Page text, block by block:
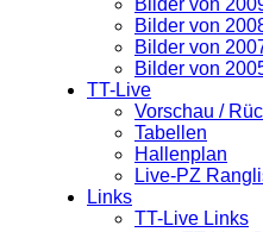
Bilder von
Bilder von
Bilder von
Bilder von
TT-Live
Vorschau /
Tabellen
Hallenplan
Live-PZ
Links
TT-Live Links